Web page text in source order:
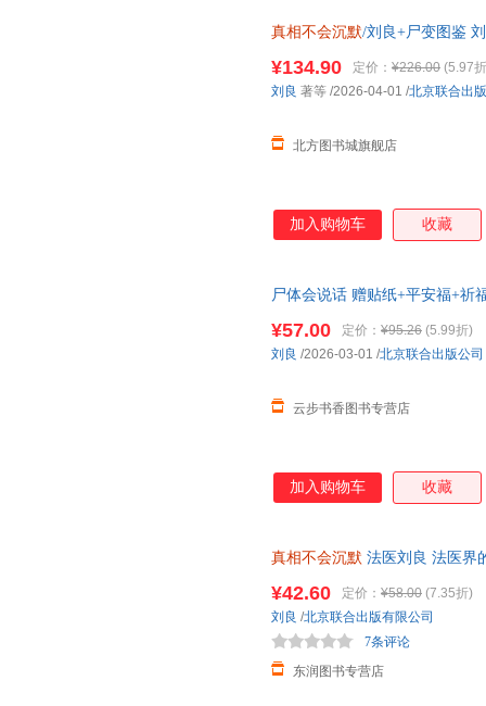
真相不会沉默/刘良+尸变图鉴
¥134.90 定价： ¥226.00 (5.97
北方图书城旗舰店
刘良 著等 /2026-04-01 /北京联合出
加入购物车 收藏
尸体会说话 赠贴纸+平安福+祈
籍为准】
¥57.00 定价： ¥95.26 (5.99折)
云步书香图书专营店
刘良 /2026-03-01 /北京联合出版公司
加入购物车 收藏
真相不会沉默 法医刘良 法医界
¥42.60 定价： ¥58.00 (7.35折)
东润图书专营店
7条评论
刘良 /北京联合出版有限公司